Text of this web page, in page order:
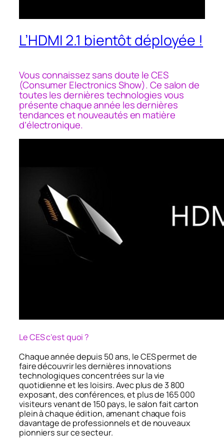
L’HDMI 2.1 bientôt déployée !
Vous connaissez sans doute le CES
(Consumer Electronics Show). Ce salon de
toutes les dernières technologies vous
présente chaque année les dernières
tendances et nouveautés en matière
d’électronique.
Le CES c’est quoi ?
Chaque année depuis 50 ans, le CES permet de
faire découvrir les dernières innovations
technologiques concentrées sur la vie
quotidienne et les loisirs. Avec plus de 3 800
exposant, des conférences, et plus de 165 000
visiteurs venant de 150 pays, le salon fait carton
plein à chaque édition, amenant chaque fois
davantage de professionnels et de nouveaux
pionniers sur ce secteur.